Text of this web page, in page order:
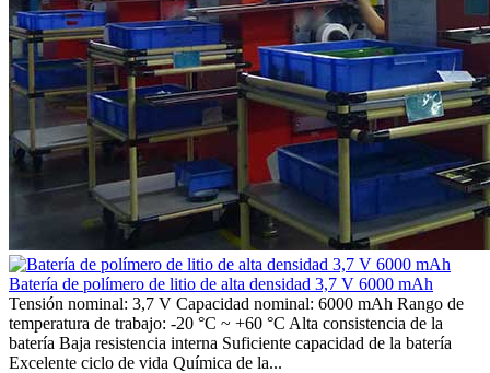
Batería de polímero de litio de alta densidad 3,7 V 6000 mAh
Tensión nominal: 3,7 V Capacidad nominal: 6000 mAh Rango de
temperatura de trabajo: -20 °C ~ +60 °C Alta consistencia de la
batería Baja resistencia interna Suficiente capacidad de la batería
Excelente ciclo de vida Química de la...